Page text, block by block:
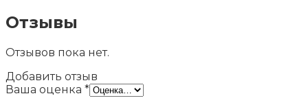
Отзывы
Отзывов пока нет.
Добавить отзыв
Ваша оценка *